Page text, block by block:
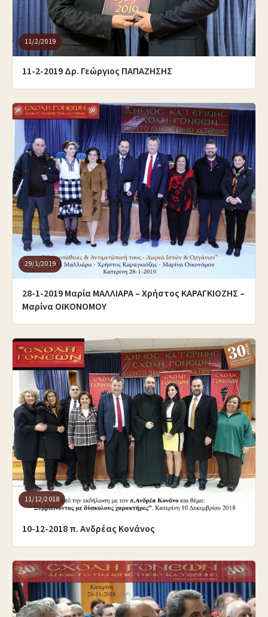
11/2/2019
11-2-2019 Δρ. Γεώργιος ΠΑΠΑΖΗΣΗΣ
29/1/2019
28-1-2019 Μαρία ΜΑΛΛΙΑΡΑ – Χρήστος ΚΑΡΑΓΚΙΟΖΗΣ –
Μαρίνα ΟΙΚΟΝΟΜΟΥ
11/12/2018
10-12-2018 π. Ανδρέας Κονάνος